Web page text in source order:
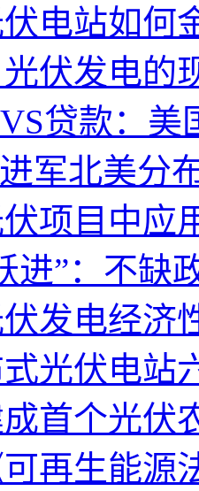
电站如何
伏发电的
贷款：
军北美分
项目中应
进”：不缺
发电经济
光伏电站
首个光伏
再生能源